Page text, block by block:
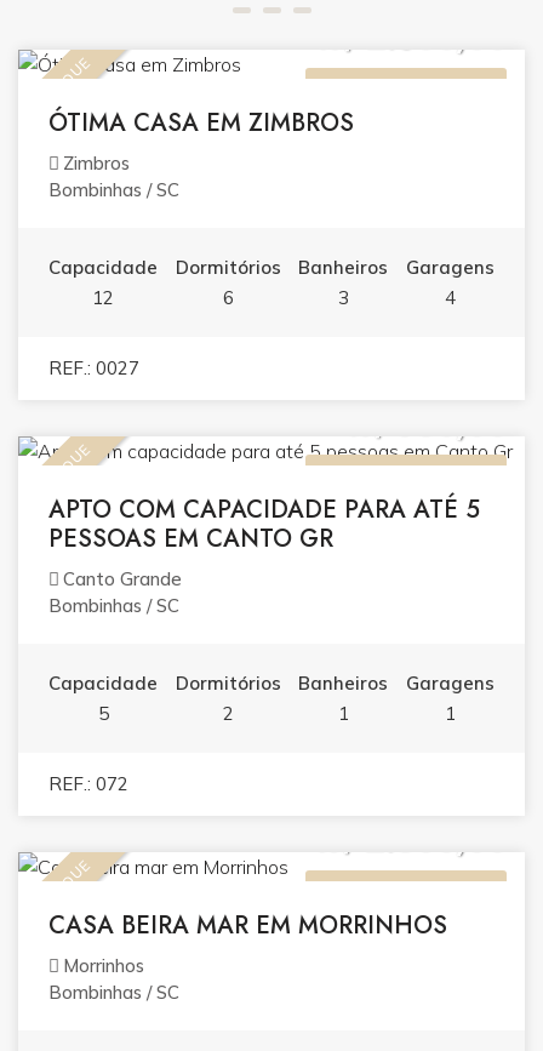
ALUGUEL (TEMPORADA)
DESTAQUE
ÓTIMA CASA EM ZIMBROS
Zimbros
Bombinhas / SC
Capacidade
12
Dormitórios
6
Banheiros
3
Garagens
4
REF.: 0027
ALUGUEL (TEMPORADA)
DESTAQUE
APTO COM CAPACIDADE PARA ATÉ 5
PESSOAS EM CANTO GR
Canto Grande
Bombinhas / SC
Capacidade
5
Dormitórios
2
Banheiros
1
Garagens
1
REF.: 072
ALUGUEL (TEMPORADA)
DESTAQUE
CASA BEIRA MAR EM MORRINHOS
Morrinhos
Bombinhas / SC